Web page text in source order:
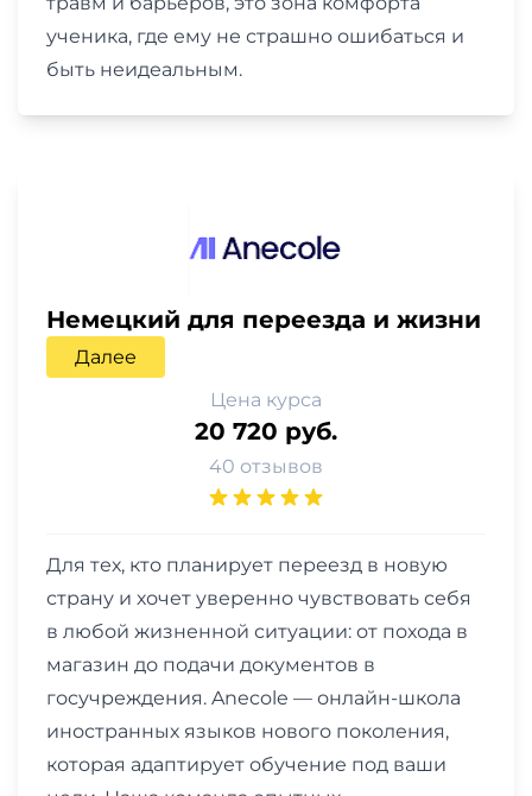
ученика, где ему не страшно ошибаться и
быть неидеальным.
Немецкий для переезда и жизни
Далее
Цена курса
20 720 руб.
40 отзывов
Для тех, кто планирует переезд в новую
страну и хочет уверенно чувствовать себя
в любой жизненной ситуации: от похода в
магазин до подачи документов в
госучреждения. Anecole — онлайн-школа
иностранных языков нового поколения,
которая адаптирует обучение под ваши